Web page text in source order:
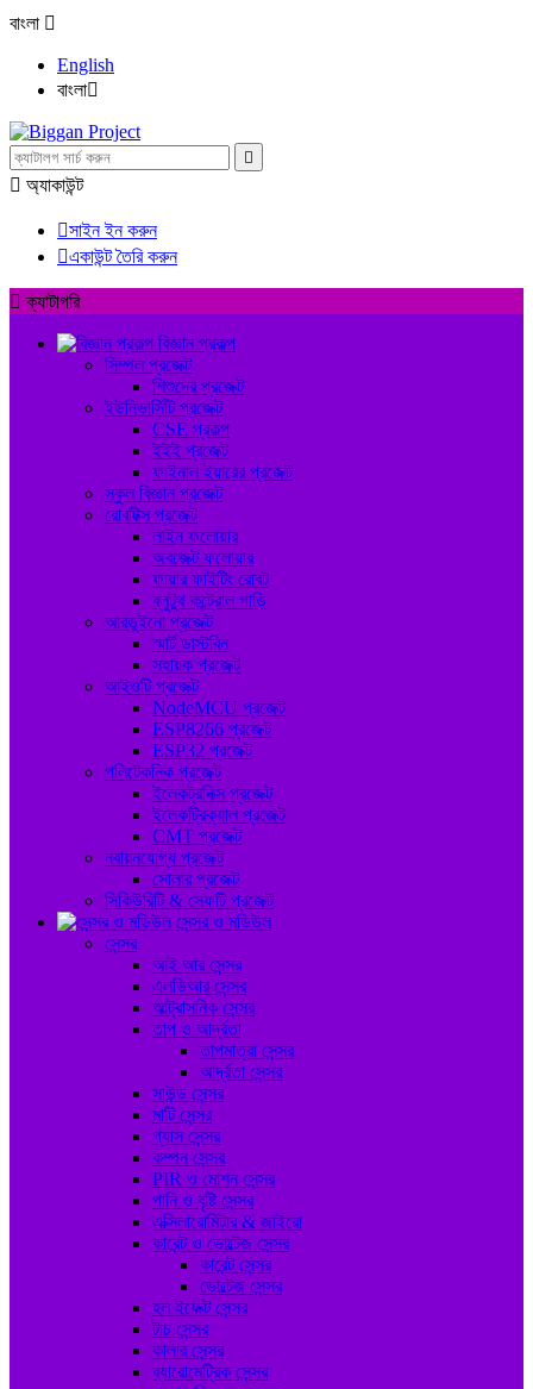
বাংলা 
English
বাংলা

 অ্যাকাউন্ট
সাইন ইন করুন
একাউন্ট তৈরি করুন
 ক্যাটাগরি
বিজ্ঞান প্রকল্প
সিম্পল প্রজেক্ট
শিশুদের প্রজেক্ট
ইউনিভার্সিটি প্রজেক্ট
CSE প্রকল্প
ইইই প্রজেক্ট
ফাইনাল ইয়ারের প্রজেক্ট
স্কুল বিজ্ঞান প্রজেক্ট
রোবটিক্স প্রজেক্ট
লাইন ফলোয়ার
অবজেক্ট ফলোয়ার
ফায়ার ফাইটিং রোবট
ব্লুটুথ কন্ট্রোল গাড়ি
আরডুইনো প্রজেক্ট
স্মার্ট ডাস্টবিন
সহায়ক প্রজেক্ট
আইওটি প্রজেক্ট
NodeMCU প্রজেক্ট
ESP8266 প্রজেক্ট
ESP32 প্রজেক্ট
পলিটেকনিক প্রজেক্ট
ইলেকট্রনিক্স প্রজেক্ট
ইলেকট্রিক্যাল প্রজেক্ট
CMT প্রজেক্ট
নবায়নযোগ্য প্রজেক্ট
সোলার প্রজেক্ট
সিকিউরিটি & সেফটি প্রজেক্ট
সেন্সর ও মডিউল
সেন্সর
আই আর সেন্সর
এলডিআর সেন্সর
আল্ট্রাসনিক সেন্সর
তাপ ও আর্দ্রতা
তাপমাত্রা সেন্সর
আর্দ্রতা সেন্সর
সাউন্ড সেন্সর
মাটি সেন্সর
গ্যাস সেন্সর
কম্পন সেন্সর
PIR ও মোশন সেন্সর
পানি ও বৃষ্টি সেন্সর
এক্সিলারোমিটার & জাইরো
কারেন্ট ও ভোল্টেজ সেন্সর
কারেন্ট সেন্সর
ভোল্টেজ সেন্সর
হল ইফেক্ট সেন্সর
টাচ সেন্সর
কালার সেন্সর
ব্যারোমেট্রিক সেন্সর